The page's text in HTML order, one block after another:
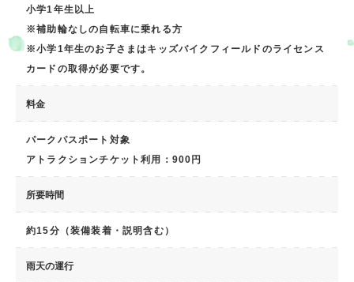
小学1年生以上
※補助輪なしの自転車に乗れる方
※小学1年生のお子さまはキッズバイクフィールドのライセンス
カードの取得が必要です。
料金
パークパスポート対象
アトラクションチケット利用：900円
所要時間
約15分（装備装着・説明含む）
雨天の運行